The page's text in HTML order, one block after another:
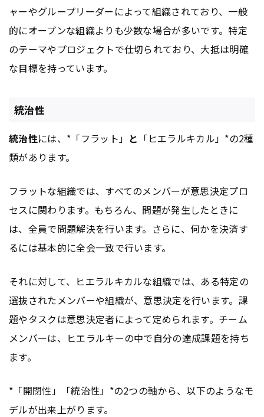
ャーやグループリーダーによって組織されており、一般
的にオープンな組織よりも少数な場合が多いです。特定
のテーマやプロジェクトで仕切られており、大抵は明確
な目標を持っています。
統治性
統治性には、*「フラット」 と 「ヒエラルキカル」*の2種
類があります。
フラットな組織では、すべてのメンバーが意思決定プロ
セスに関わります。もちろん、問題が発生したときに
は、全員で問題解決を行います。さらに、何かを決済す
るには基本的に全会一致で行います。
それに対して、ヒエラルキカルな組織では、ある特定の
選抜されたメンバーや組織が、意思決定を行います。課
題やタスクは意思決定者によって定められます。チーム
メンバーは、ヒエラルキーの中で自分の達成課題を持ち
ます。
*「開閉性」「統治性」*の2つの軸から、以下のようなモ
デルが出来上がります。